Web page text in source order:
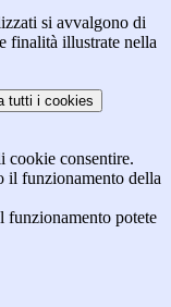
si avvalgono di
finalità illustrate nella
tutti i cookies
cookie consentire.
il funzionamento della
funzionamento potete